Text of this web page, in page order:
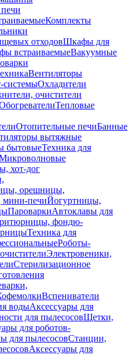
Комплекты
отходовШкафы для
встраиваемыеВакуумные
Вентиляторы
системыОхладители
очистители
Тепловые
Отопительные печиБанные
вытяжные
бытовыеТехника для
хот-дог
орешницы,
мини-печиЙогуртницы,
ПароваркиАвтоклавы для
фондю-
Техника для
Роботы-
Электровеники,
Стерилизационное
Вспениватели
водыАксессуары для
для пылесосовЩетки,
для роботов-
для пылесосовСтанции,
Аксессуары для